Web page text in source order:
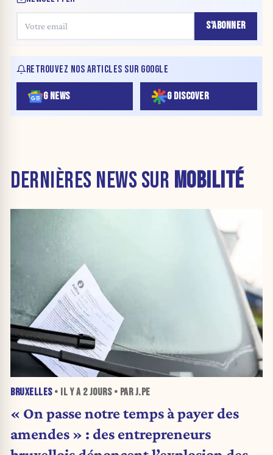
S'ABONNER
RETROUVEZ NOS ARTICLES SUR GOOGLE
G NEWS G DISCOVER
DERNIÈRES NEWS SUR MOBILITÉ
BRUXELLES• IL Y A 2 JOURS• PAR J.PE
« On passe notre temps à payer des
amendes » : des entrepreneurs